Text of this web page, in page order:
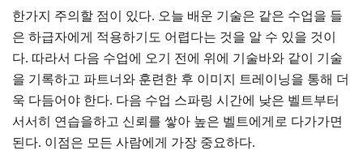
한가지 주의할 점이 있다. 오늘 배운 기술은 같은 수업을 들
은 하급자에게 적용하기도 어렵다는 것을 알 수 있을 것이
다. 따라서 다음 수업에 오기 전에 위에 기술바와 같이 기술
을 기록하고 파트너와 훈련한 후 이미지 트레이닝을 통해 더
욱 다듬어야 한다. 다음 수업 스파링 시간에 낮은 벨트부터
서서히 연습을하고 신뢰를 쌓아 높은 벨트에게로 다가가면
된다. 이점은 모든 사람에게 가장 중요하다.